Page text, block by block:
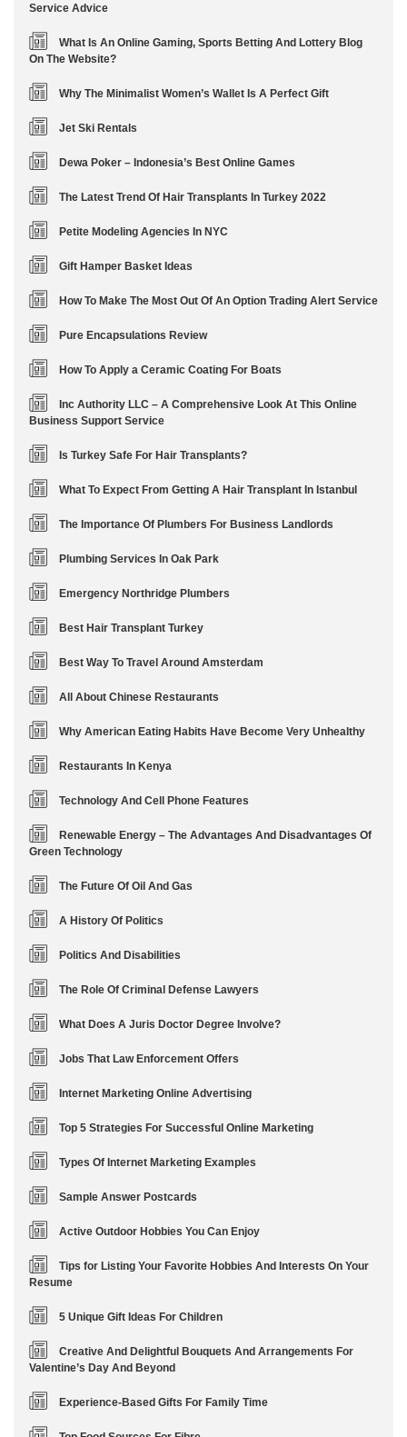
Service Advice
What Is An Online Gaming, Sports Betting And Lottery Blog
On The Website?
Why The Minimalist Women’s Wallet Is A Perfect Gift
Jet Ski Rentals
Dewa Poker – Indonesia’s Best Online Games
The Latest Trend Of Hair Transplants In Turkey 2022
Petite Modeling Agencies In NYC
Gift Hamper Basket Ideas
How To Make The Most Out Of An Option Trading Alert Service
Pure Encapsulations Review
How To Apply a Ceramic Coating For Boats
Inc Authority LLC – A Comprehensive Look At This Online
Business Support Service
Is Turkey Safe For Hair Transplants?
What To Expect From Getting A Hair Transplant In Istanbul
The Importance Of Plumbers For Business Landlords
Plumbing Services In Oak Park
Emergency Northridge Plumbers
Best Hair Transplant Turkey
Best Way To Travel Around Amsterdam
All About Chinese Restaurants
Why American Eating Habits Have Become Very Unhealthy
Restaurants In Kenya
Technology And Cell Phone Features
Renewable Energy – The Advantages And Disadvantages Of
Green Technology
The Future Of Oil And Gas
A History Of Politics
Politics And Disabilities
The Role Of Criminal Defense Lawyers
What Does A Juris Doctor Degree Involve?
Jobs That Law Enforcement Offers
Internet Marketing Online Advertising
Top 5 Strategies For Successful Online Marketing
Types Of Internet Marketing Examples
Sample Answer Postcards
Active Outdoor Hobbies You Can Enjoy
Tips for Listing Your Favorite Hobbies And Interests On Your
Resume
5 Unique Gift Ideas For Children
Creative And Delightful Bouquets And Arrangements For
Valentine’s Day And Beyond
Experience-Based Gifts For Family Time